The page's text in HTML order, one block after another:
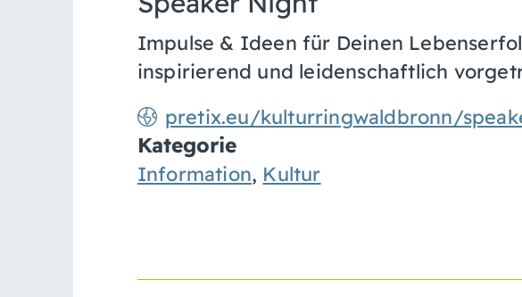
pretix.eu/kulturringwaldbronn/
Impulse & Ideen für Deinen
inspirierend und leidenschaftlich
Kategorie
Information, Kultur